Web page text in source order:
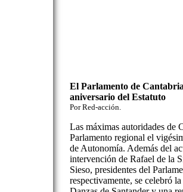
El Parlamento de
aniversario del Estatuto
Por Red-acción.
Las máximas autoridades de
Parlamento regional el
de Autonomía. Además del
intervención de Rafael de la
Sieso, presidentes del
respectivamente, se celebró